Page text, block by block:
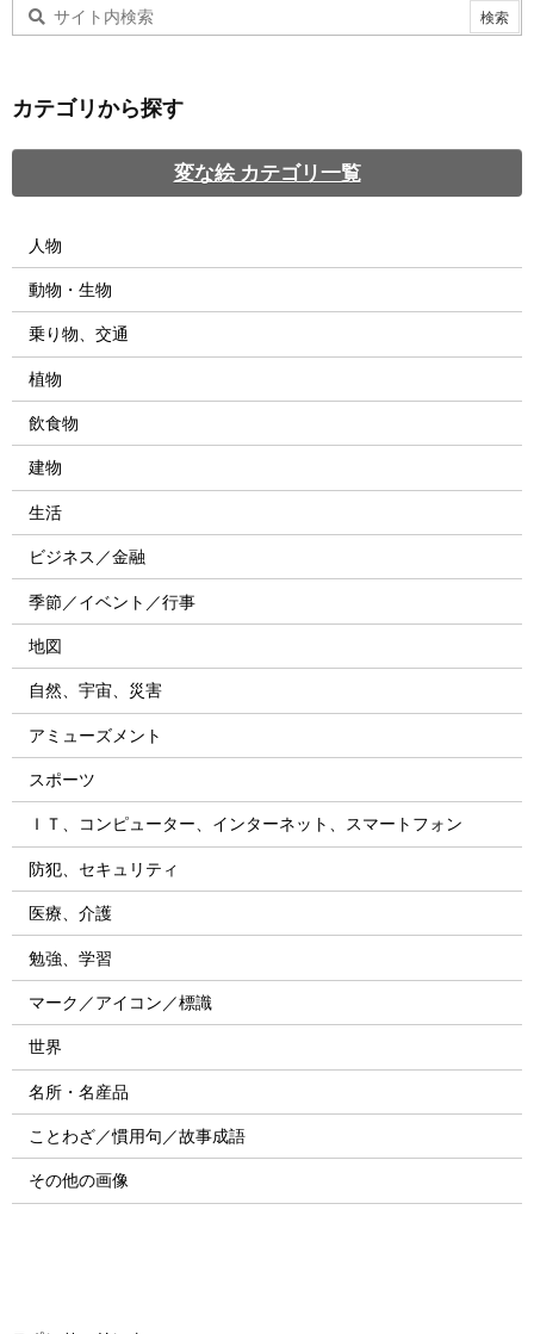
カテゴリから探す
変な絵 カテゴリ一覧
人物
動物・生物
乗り物、交通
植物
飲食物
建物
生活
ビジネス／金融
季節／イベント／行事
地図
自然、宇宙、災害
アミューズメント
スポーツ
ＩＴ、コンピューター、インターネット、スマートフォン
防犯、セキュリティ
医療、介護
勉強、学習
マーク／アイコン／標識
世界
名所・名産品
ことわざ／慣用句／故事成語
その他の画像